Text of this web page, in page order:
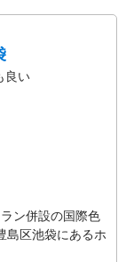
良い
ン併設の国際色
島区池袋にあるホ